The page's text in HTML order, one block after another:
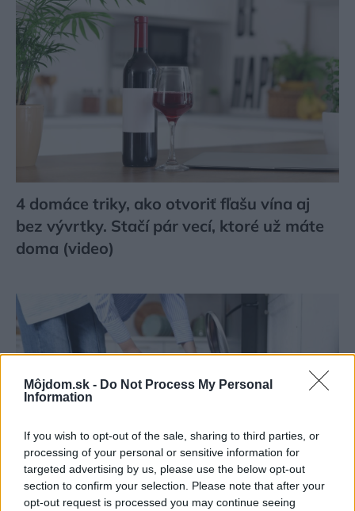
Môjdom.sk - Do Not Process My Personal
Information
If you wish to opt-out of the sale, sharing to third parties, or
processing of your personal or sensitive information for
targeted advertising by us, please use the below opt-out
section to confirm your selection. Please note that after your
opt-out request is processed you may continue seeing
4 domáce triky, ako otvoriť fľašu vína aj
bez vývrtky. Stačí pár vecí, ktoré už máte
doma (video)